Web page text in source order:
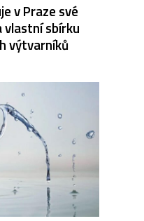
v Praze své
vlastní sbírku
výtvarníků